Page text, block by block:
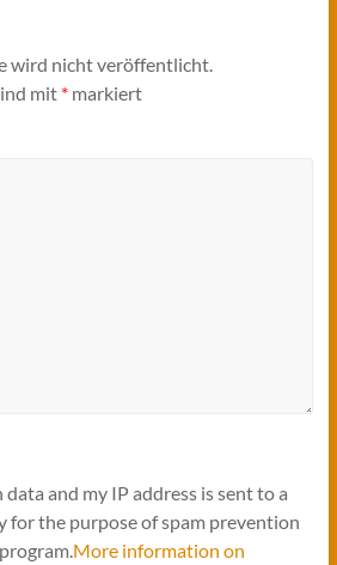
wird nicht veröffentlicht.
mit *markiert
and my IP address is sent to a
for the purpose of spam prevention
More information on